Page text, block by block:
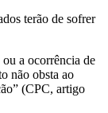
terão de sofrer
a ocorrência de
não obsta ao
(CPC, artigo